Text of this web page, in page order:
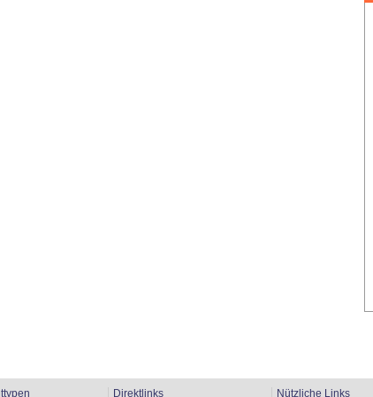
Direktlinks Nützliche Links